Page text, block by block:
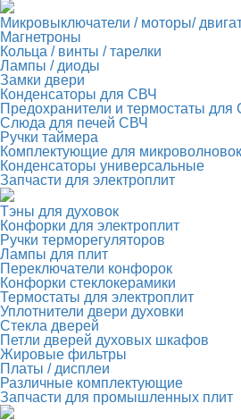
Микровыключатели / моторы/
Магнетроны
Кольца / винты / тарелки
Лампы / диоды
Замки двери
Конденсаторы для СВЧ
Предохранители и термостаты для
Слюда для печей СВЧ
Ручки таймера
Комплектующие для микроволновок
Конденсаторы универсальные
Запчасти для электроплит
Тэны для духовок
Конфорки для электроплит
Ручки терморегуляторов
Лампы для плит
Переключатели конфорок
Конфорки стеклокерамики
Термостаты для электроплит
Уплотнители двери духовки
Стекла дверей
Петли дверей духовых шкафов
Жировые фильтры
Платы / дисплеи
Различные комплектующие
Запчасти для промышленных плит